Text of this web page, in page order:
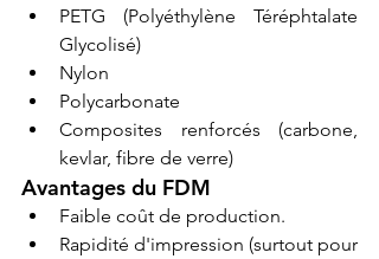
PETG (Polyéthylène Téréphtalate
Glycolisé)
Nylon
Polycarbonate
Composites renforcés (carbone,
kevlar, fibre de verre)
Avantages du FDM
Faible coût de production.
Rapidité d'impression (surtout pour